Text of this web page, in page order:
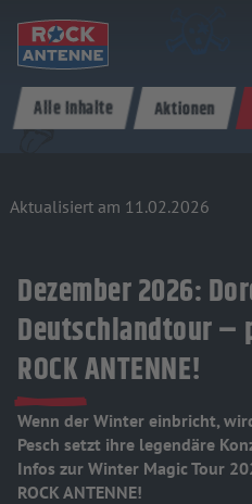
& PROGRAMM AKTIONEN & KONZERTE
Alle Inhalte Aktionen
Aktualisiert am 11.02.2026
Dezember 2026:
Deutschlandtour –
ROCK ANTENNE!
Wenn der Winter einbricht,
Pesch setzt ihre legendäre
Infos zur Winter Magic Tour
ROCK ANTENNE!